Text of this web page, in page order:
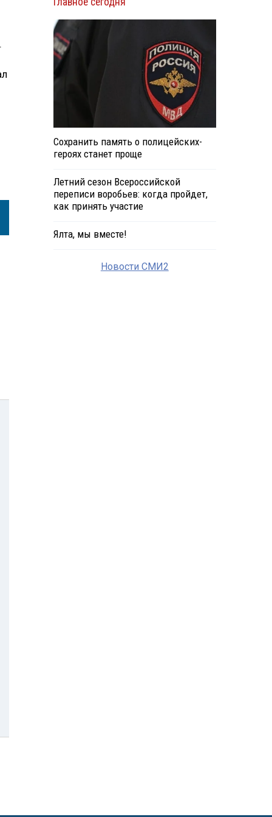
Сохранить память о полицейских-
героях станет проще
Летний сезон Всероссийской
переписи воробьев: когда пройдет,
как принять участие
Ялта, мы вместе!
Новости СМИ2